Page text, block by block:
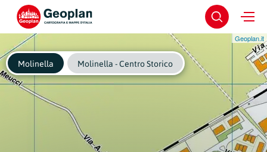
Geoplan.it
Molinella Molinella - Centro Storico